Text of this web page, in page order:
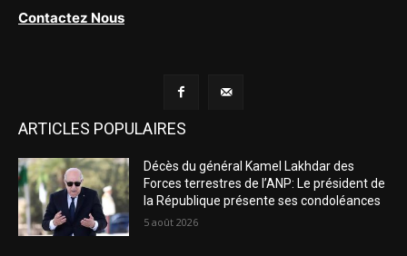
Contactez Nous
ARTICLES POPULAIRES
Décès du général Kamel Lakhdar des
Forces terrestres de l’ANP: Le président de
la République présente ses condoléances
5 août 2026